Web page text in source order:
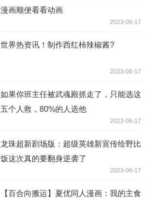
漫画顺便看看动画
2023-06-17
世界热资讯！制作西红柿辣椒酱?
2023-06-17
如果你班主任被武魂殿抓走了，只能选这
五个人救，80%的人选他
2023-06-17
龙珠超新剧场版：超级英雄新宣传绘野比
饭这次真的要翻身逆袭了
2023-06-17
【百合向搬运】夏优同人漫画：我的主食